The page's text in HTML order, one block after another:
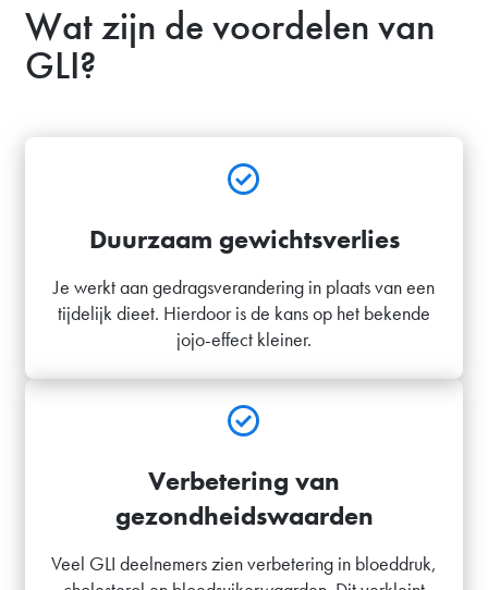
Wat zijn de voordelen van
GLI?
Duurzaam gewichtsverlies
Je werkt aan gedragsverandering in plaats van een
tijdelijk dieet. Hierdoor is de kans op het bekende
jojo-effect kleiner.
Verbetering van
gezondheidswaarden
Veel GLI deelnemers zien verbetering in bloeddruk,